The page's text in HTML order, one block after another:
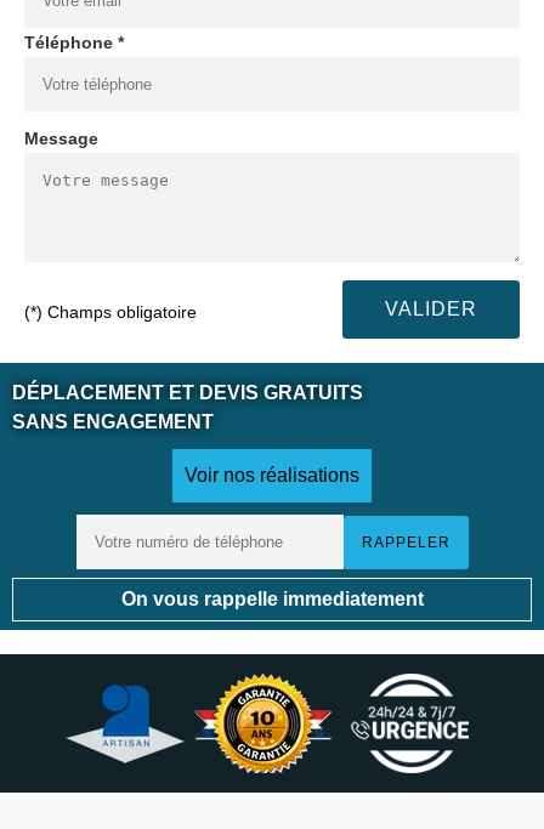
Téléphone *
Message
(*) Champs obligatoire
DÉPLACEMENT ET DEVIS GRATUITS
SANS ENGAGEMENT
Voir nos réalisations
On vous rappelle immediatement